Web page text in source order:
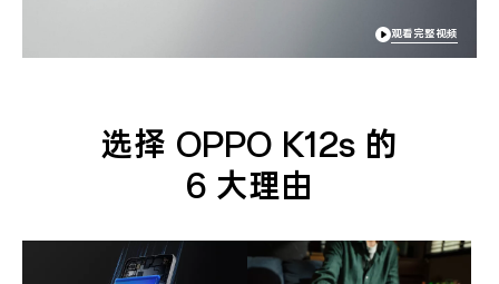
观看完整视频
选择 OPPO K12s 的
6 大理由